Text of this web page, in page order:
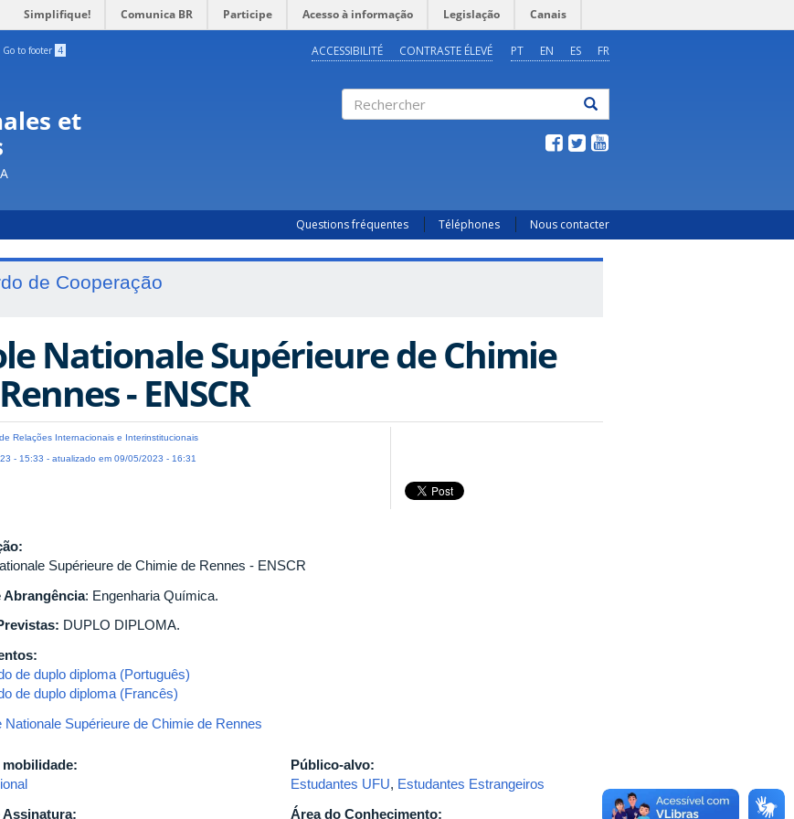
Simplifique! Comunica BR Participe Acesso à informação Legislação Canais
Go to footer 4 PT EN ES FR
ACCESSIBILITÉ CONTRASTE ÉLEVÉ
et
Questions fréquentes Téléphones Nous contacter
de Cooperação
Nationale Supérieure de Chimie
- ENSCR
Relações Internacionais e Interinstitucionais
- 15:33 - atualizado em 09/05/2023 - 16:31
Supérieure de Chimie de Rennes - ENSCR
Abrangência: Engenharia Química.
DUPLO DIPLOMA.
de duplo diploma (Português)
de duplo diploma (Francês)
Nationale Supérieure de Chimie de Rennes
Assinatura:
Público-alvo:
Estudantes UFU, Estudantes Estrangeiros
Área do Conhecimento: